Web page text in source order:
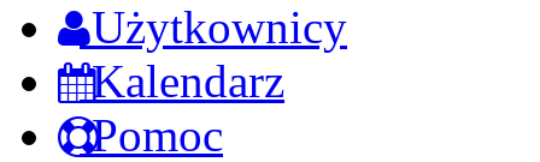
Użytkownicy
Kalendarz
Pomoc